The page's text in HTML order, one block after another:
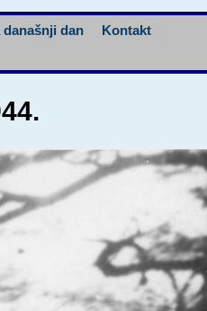
današnji dan
Kontakt